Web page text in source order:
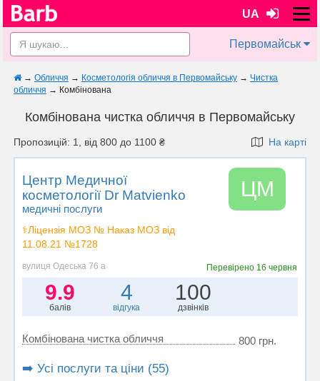
UA
Первомайськ
→ Обличчя → Косметологія обличчя в Первомайську → Чистка
обличчя → Комбінована
Комбінована чистка обличчя в Первомайську
Пропозицій: 1, від 800 до 1100 ₴ На карті
Центр Медичної
косметології Dr Matvienko
медичні послуги
⚕️Ліцензія МОЗ № Наказ МОЗ від
11.08.21 №1728
ЦМ
вулиця Одеська 76 а Перевірено 16 червня
9.9
балів
4
відгука
100
дзвінків
Комбінована чистка обличчя 800 грн.
➡️ Усі послуги та ціни (55)